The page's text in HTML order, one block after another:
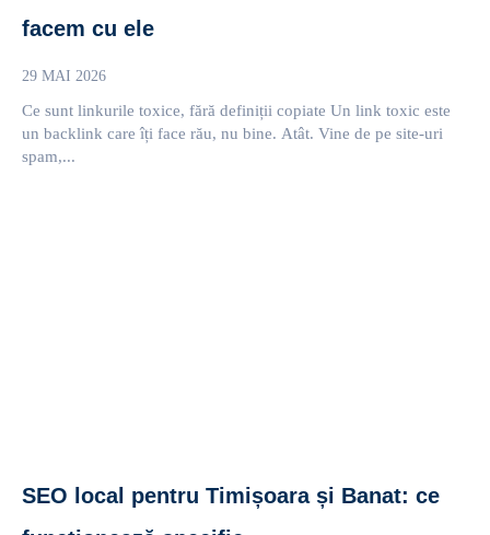
facem cu ele
29 MAI 2026
Ce sunt linkurile toxice, fără definiții copiate Un link toxic este
un backlink care îți face rău, nu bine. Atât. Vine de pe site-uri
spam,...
SEO local pentru Timișoara și Banat: ce